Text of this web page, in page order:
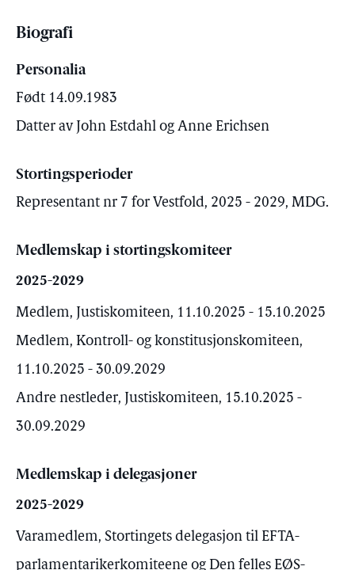
Biografi
Personalia
Født 14.09.1983
Datter av John Estdahl og Anne Erichsen
Stortingsperioder
Representant nr 7 for Vestfold, 2025 - 2029, MDG.
Medlemskap i stortingskomiteer
2025-2029
Medlem, Justiskomiteen, 11.10.2025 - 15.10.2025
Medlem, Kontroll- og konstitusjonskomiteen,
11.10.2025 - 30.09.2029
Andre nestleder, Justiskomiteen, 15.10.2025 -
30.09.2029
Medlemskap i delegasjoner
2025-2029
Varamedlem, Stortingets delegasjon til EFTA-
parlamentarikerkomiteene og Den felles EØS-